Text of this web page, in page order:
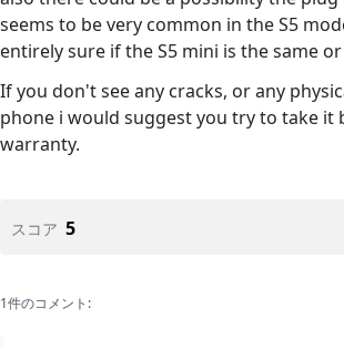
seems to be very common in the S5
entirely sure if the S5 mini is the same
If you don't see any cracks, or any
phone i would suggest you try to take it
warranty.
スコア 5
1件のコメント: